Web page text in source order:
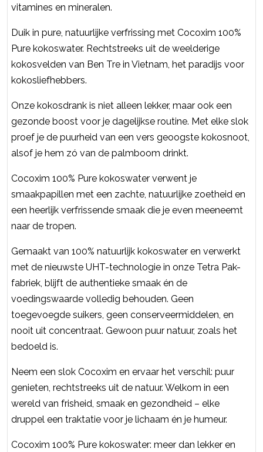
vitamines en mineralen.
Duik in pure, natuurlijke verfrissing met Cocoxim 100%
Pure kokoswater. Rechtstreeks uit de weelderige
kokosvelden van Ben Tre in Vietnam, het paradijs voor
kokosliefhebbers.
Onze kokosdrank is niet alleen lekker, maar ook een
gezonde boost voor je dagelijkse routine. Met elke slok
proef je de puurheid van een vers geoogste kokosnoot,
alsof je hem zó van de palmboom drinkt.
Cocoxim 100% Pure kokoswater verwent je
smaakpapillen met een zachte, natuurlijke zoetheid en
een heerlijk verfrissende smaak die je even meeneemt
naar de tropen.
Gemaakt van 100% natuurlijk kokoswater en verwerkt
met de nieuwste UHT-technologie in onze Tetra Pak-
fabriek, blijft de authentieke smaak én de
voedingswaarde volledig behouden. Geen
toegevoegde suikers, geen conserveermiddelen, en
nooit uit concentraat. Gewoon puur natuur, zoals het
bedoeld is.
Neem een slok Cocoxim en ervaar het verschil: puur
genieten, rechtstreeks uit de natuur. Welkom in een
wereld van frisheid, smaak en gezondheid – elke
druppel een traktatie voor je lichaam én je humeur.
Cocoxim 100% Pure kokoswater: meer dan lekker en